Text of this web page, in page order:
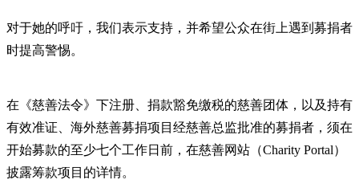
对于她的呼吁，我们表示支持，并希望公众在街上遇到募捐者
时提高警惕。
在《慈善法令》下注册、捐款豁免缴税的慈善团体，以及持有
有效准证、海外慈善募捐项目经慈善总监批准的募捐者，须在
开始募款的至少七个工作日前，在慈善网站（Charity Portal）
披露筹款项目的详情。